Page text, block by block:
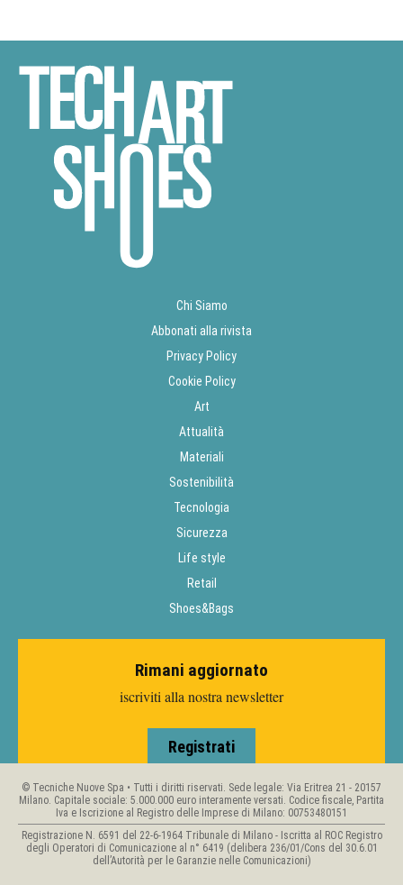
Chi Siamo
Abbonati alla rivista
Privacy Policy
Cookie Policy
Art
Attualità
Materiali
Sostenibilità
Tecnologia
Sicurezza
Life style
Retail
Shoes&Bags
Rimani aggiornato
iscriviti alla nostra newsletter
Registrati
© Tecniche Nuove Spa • Tutti i diritti riservati. Sede legale: Via Eritrea 21 - 20157
Milano. Capitale sociale: 5.000.000 euro interamente versati. Codice fiscale, Partita
Iva e Iscrizione al Registro delle Imprese di Milano: 00753480151
Registrazione N. 6591 del 22-6-1964 Tribunale di Milano - Iscritta al ROC Registro
degli Operatori di Comunicazione al n° 6419 (delibera 236/01/Cons del 30.6.01
dell’Autorità per le Garanzie nelle Comunicazioni)